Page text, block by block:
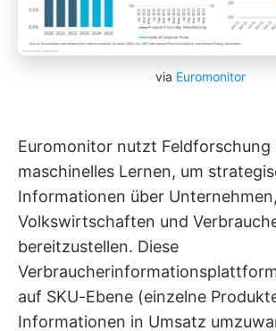
via Euromonitor
Euromonitor nutzt Feldforschung
maschinelles Lernen, um
Informationen über Unternehmen,
Volkswirtschaften und
bereitzustellen. Diese
auf SKU-Ebene (einzelne
Informationen in Umsatz